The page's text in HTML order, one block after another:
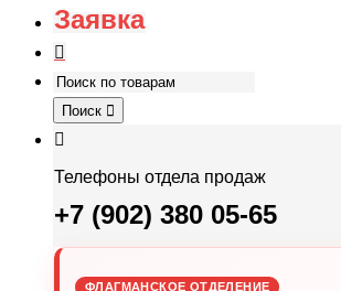
Заявка
Поиск
Телефоны отдела продаж
+7 (902) 380 05-65
ФЛАГМАНСКОЕ ОТДЕЛЕНИЕ